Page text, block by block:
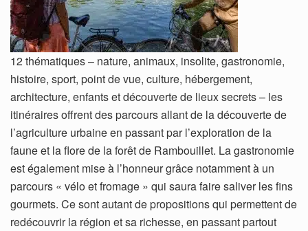
12 thématiques – nature, animaux, insolite, gastronomie,
histoire, sport, point de vue, culture, hébergement,
architecture, enfants et découverte de lieux secrets – les
itinéraires offrent des parcours allant de la découverte de
l’agriculture urbaine en passant par l’exploration de la
faune et la flore de la forêt de Rambouillet. La gastronomie
est également mise à l’honneur grâce notamment à un
parcours « vélo et fromage » qui saura faire saliver les fins
gourmets. Ce sont autant de propositions qui permettent de
redécouvrir la région et sa richesse, en passant partout